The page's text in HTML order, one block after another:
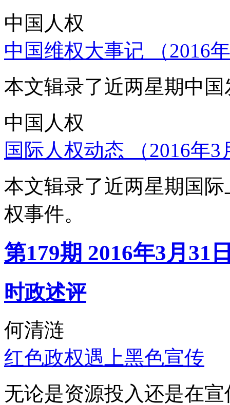
中国人权
中国维权大事记 （2016
本文辑录了近两星期中
中国人权
国际人权动态 （2016年
本文辑录了近两星期国
权事件。
第179期 2016年3月31
时政述评
何清涟
红色政权遇上黑色宣传
无论是资源投入还是在